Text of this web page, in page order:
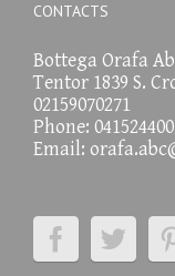
CONTACTS
Bottega Orafa
Tentor 1839 S.
02159070271
Phone:
Email: